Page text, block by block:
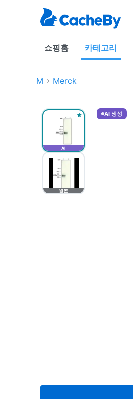
쇼핑홈 카테고리
M Merck
AI
원본
AI 생성